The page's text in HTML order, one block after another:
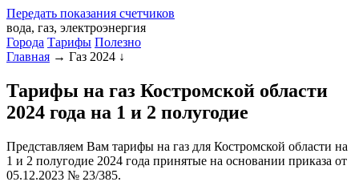
Передать показания счетчиков
вода, газ, электроэнергия
Города Тарифы Полезно
Главная → Газ 2024 ↓
Тарифы на газ Костромской области
2024 года на 1 и 2 полугодие
Представляем Вам тарифы на газ для Костромской области на
1 и 2 полугодие 2024 года принятые на основании приказа от
05.12.2023 № 23/385.